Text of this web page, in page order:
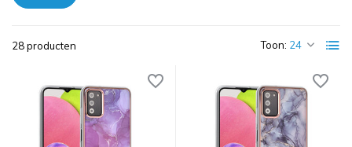
28 producten Toon: